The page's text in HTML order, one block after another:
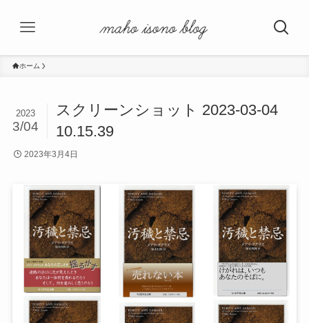
ホーム
スクリーンショット 2023-03-04
10.15.39
2023
3/04
2023年3月4日